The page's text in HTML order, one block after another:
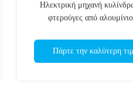
Ηλεκτρική μηχανή
φτερούγες από
Πάρτε την καλύτερη